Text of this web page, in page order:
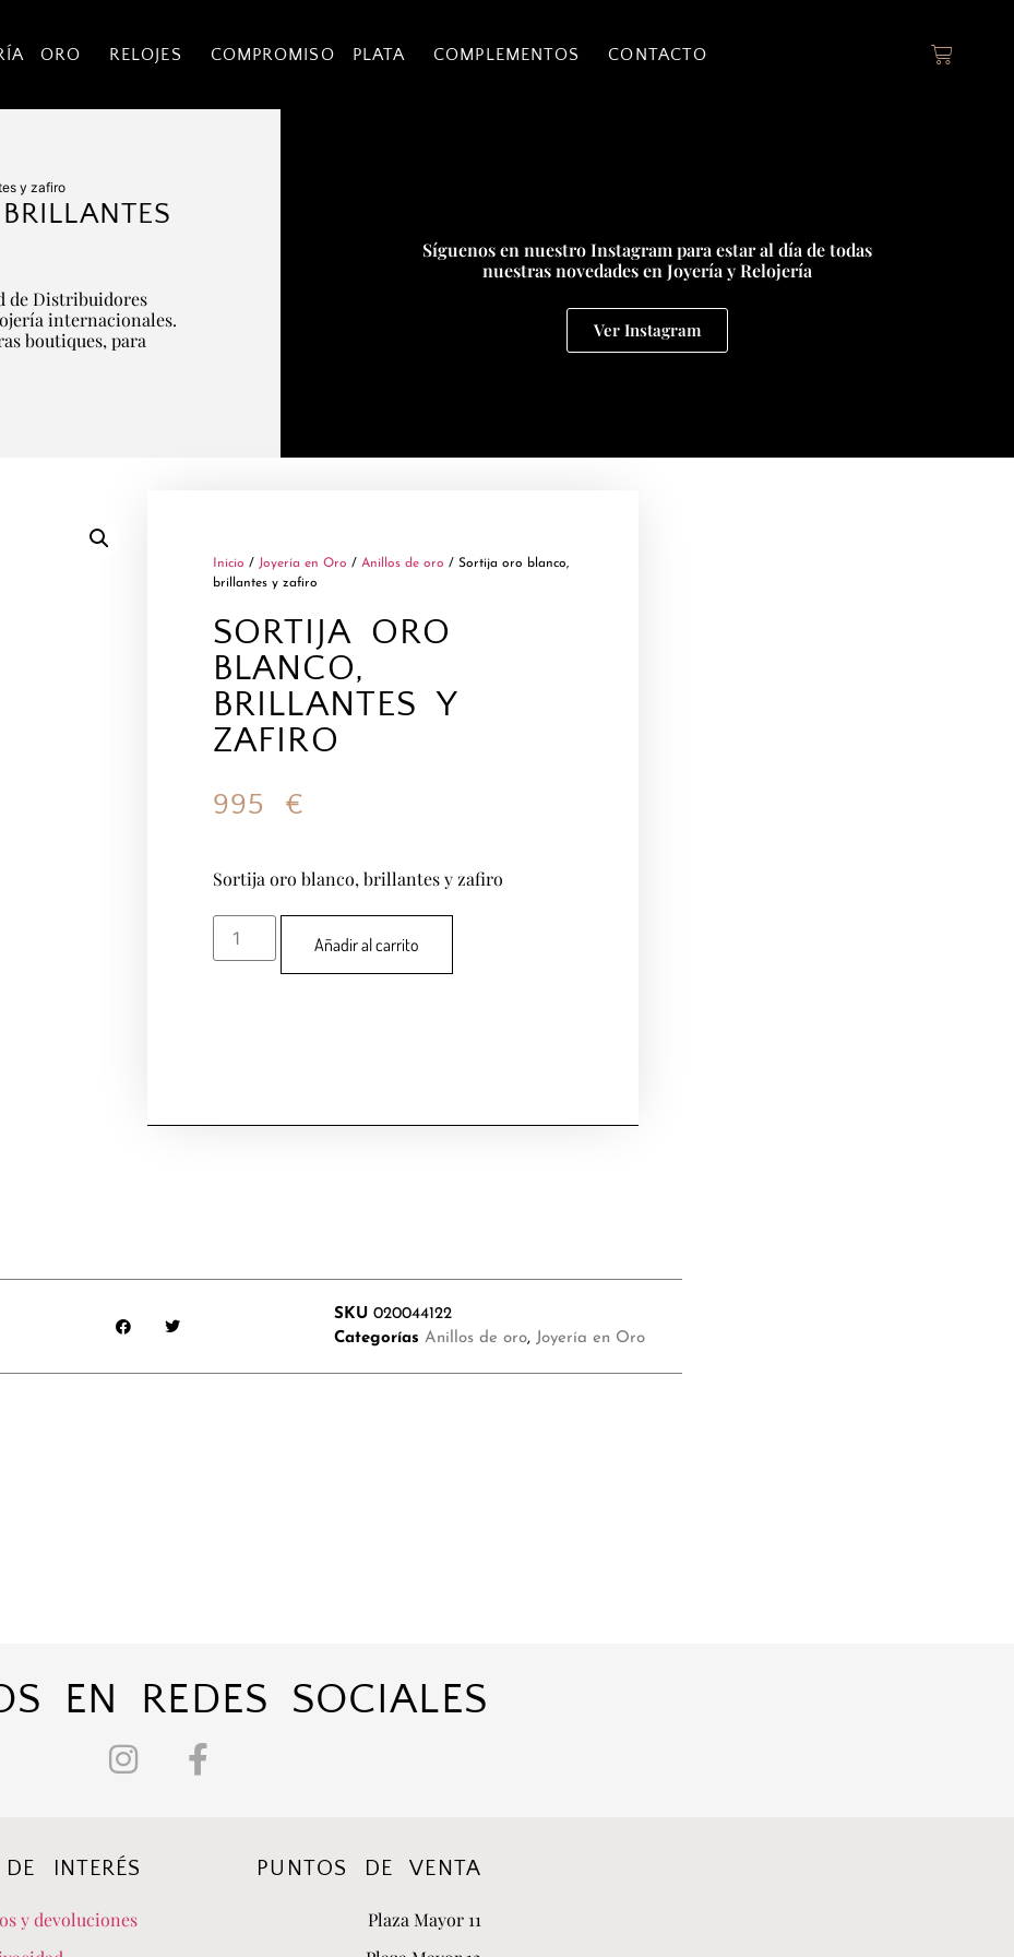
ORO RELOJES COMPROMISO PLATA COMPLEMENTOS CONTACTO
y zafiro
de Distribuidores
internacionales.
boutiques, para
Síguenos en nuestro Instagram para estar al día de todas
nuestras novedades en Joyería y Relojería
Ver Instagram
Inicio / Joyería en Oro / Anillos de oro / Sortija oro blanco,
brillantes y zafiro
SORTIJA ORO
BLANCO,
BRILLANTES Y
ZAFIRO
995 €
Sortija oro blanco, brillantes y zafiro
Añadir al carrito
SKU 020044122
Categorías Anillos de oro, Joyería en Oro
EN REDES SOCIALES
INTERÉS
y devoluciones
PUNTOS DE VENTA
Plaza Mayor 11